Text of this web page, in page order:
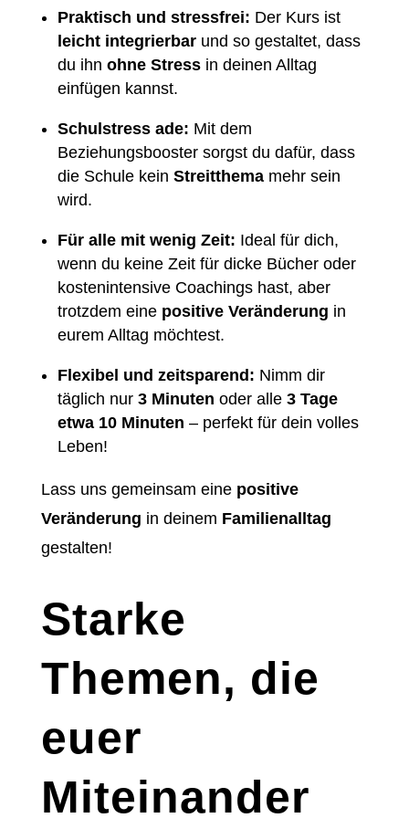
Praktisch und stressfrei: Der Kurs ist
leicht integrierbarund so gestaltet, dass
du ihn ohne Stressin deinen Alltag
einfügen kannst.
Schulstress ade: Mit dem
Beziehungsbooster sorgst du dafür, dass
die Schule kein Streitthemamehr sein
wird.
Für alle mit wenig Zeit: Ideal für dich,
wenn du keine Zeit für dicke Bücher oder
kostenintensive Coachings hast, aber
trotzdem eine positive Veränderung in
eurem Alltag möchtest.
Flexibel und zeitsparend: Nimm dir
täglich nur 3 Minuten oder alle 3 Tage
etwa 10 Minuten – perfekt für dein volles
Leben!
Lass uns gemeinsam eine positive
Veränderung in deinem Familienalltag
gestalten!
Starke
Themen, die
euer
Miteinander